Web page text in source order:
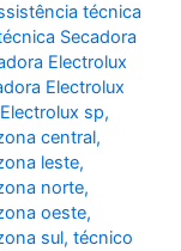
técnica
Secadora
Electrolux
Electrolux
sp,
central,
leste,
norte,
oeste,
sul,técnico